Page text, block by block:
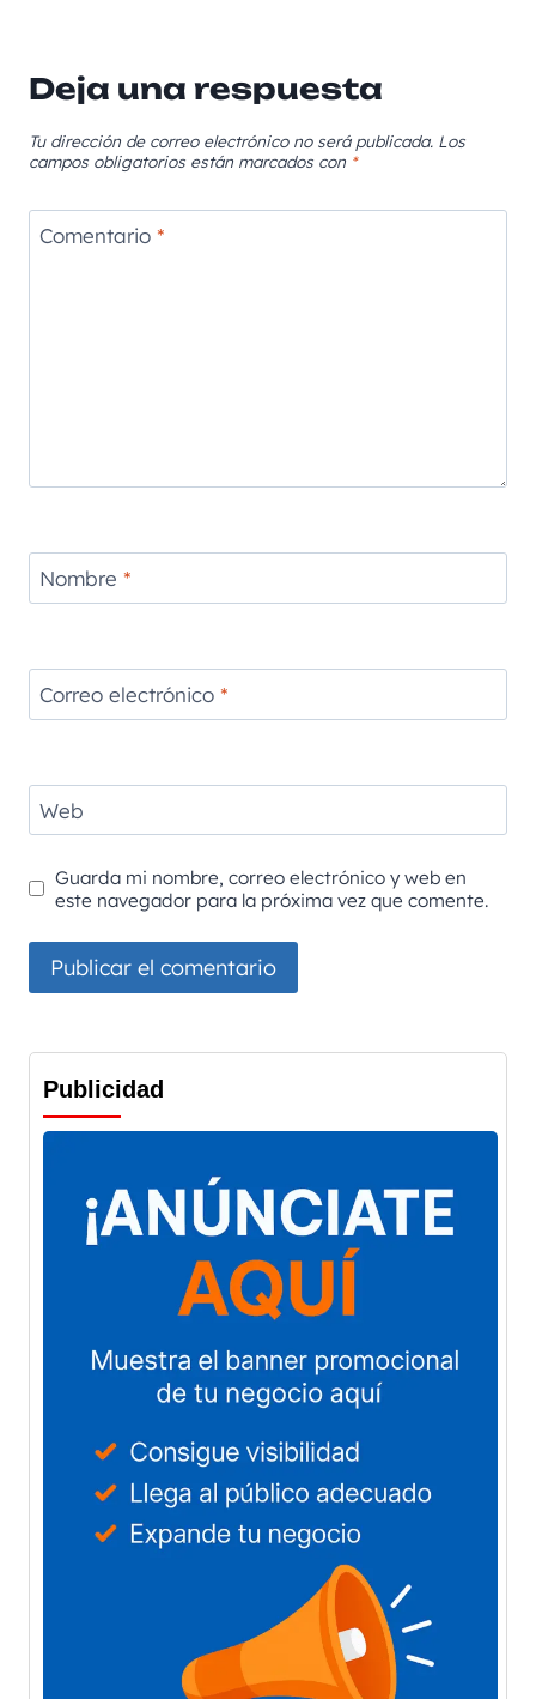
Deja una respuesta
Tu dirección de correo electrónico no será publicada. Los
campos obligatorios están marcados con *
Comentario *
Nombre *
Correo electrónico *
Web
Guarda mi nombre, correo electrónico y web en
este navegador para la próxima vez que comente.
Publicidad